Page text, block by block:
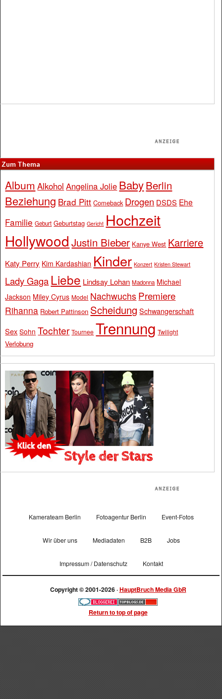
Zum Thema
Album Alkohol Angelina Jolie BabyBerlin
Beziehung Brad Pitt Comeback Drogen DSDS Ehe
Familie Geburt Geburtstag Gericht Hochzeit
Hollywood Justin Bieber Kanye West Karriere
Katy Perry Kim Kardashian Kinder Konzert Kristen Stewart
Lady Gaga Liebe Lindsay Lohan Madonna Michael
Jackson Miley Cyrus Model Nachwuchs Premiere
Rihanna Robert Pattinson Scheidung Schwangerschaft
Sex Sohn Tochter Tournee Trennung Twilight
Verlobung
Kamerateam Berlin Fotoagentur Berlin Event-Fotos
Wir über uns Mediadaten B2B Jobs
Impressum / Datenschutz Kontakt
Copyright © 2001-2026 ·HauptBruch Media GbR
Return to top of page